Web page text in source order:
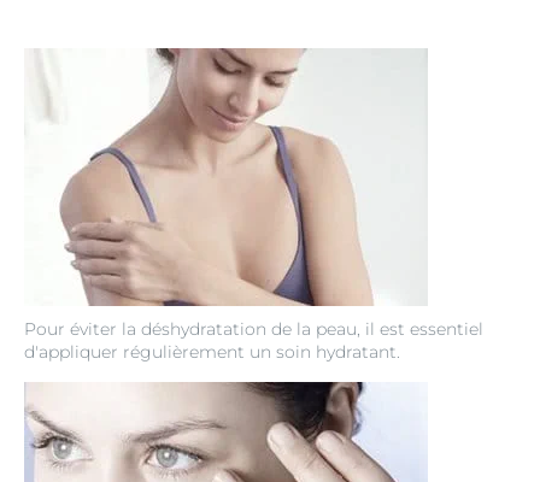
Pour éviter la déshydratation de la peau, il est essentiel
d'appliquer régulièrement un soin hydratant.